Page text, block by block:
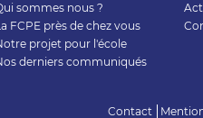
sommes nous ?
FCPE près de chez vous
projet pour l'école
derniers communiqués
Contact